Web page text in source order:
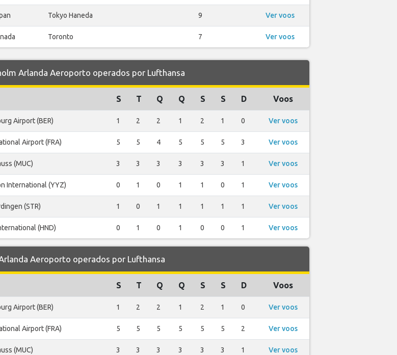
Tokyo Haneda 9 Ver voos
Toronto 7 Ver voos
Arlanda Aeroporto operados por Lufthansa
S T Q Q S S D Voos
Airport (BER) 1 2 2 1 2 1 0 Ver voos
Airport (FRA) 5 5 4 5 5 5 3 Ver voos
(MUC) 3 3 3 3 3 3 1 Ver voos
International (YYZ) 0 1 0 1 1 0 1 Ver voos
(STR) 1 0 1 1 1 1 1 Ver voos
(HND) 0 1 0 1 0 0 1 Ver voos
Aeroporto operados por Lufthansa
S T Q Q S S D Voos
Airport (BER) 1 2 2 1 2 1 0 Ver voos
Airport (FRA) 5 5 5 5 5 5 2 Ver voos
(MUC) 3 3 3 3 3 3 1 Ver voos